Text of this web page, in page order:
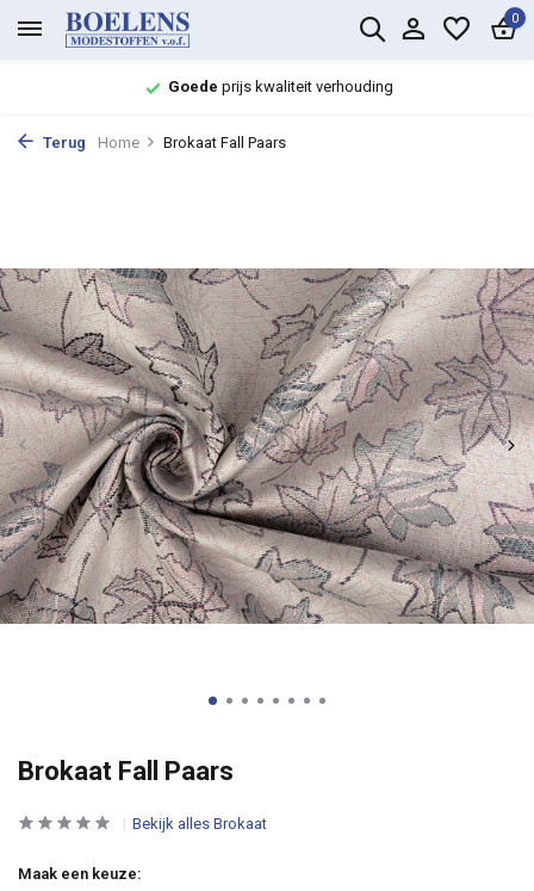
0
Goede prijs kwaliteit verhouding
Terug Home Brokaat Fall Paars
Brokaat Fall Paars
Bekijk alles Brokaat
Maak een keuze: